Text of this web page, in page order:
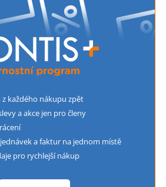
z každého nákupu zpět
a akce jen pro členy
a faktur na jednom místě
pro rychlejší nákup